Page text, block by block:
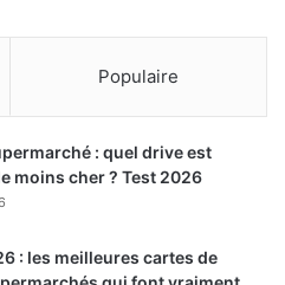
Populaire
: quel drive est
moins cher ? Test 2026
: les meilleures cartes de